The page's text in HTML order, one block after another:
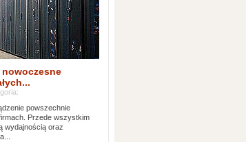
nowoczesne
powszechnie
Przede wszystkim
wydajnością oraz